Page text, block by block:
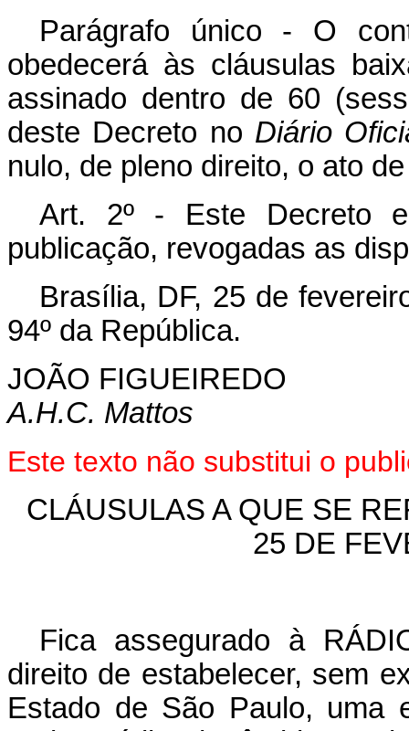
Parágrafo único - O
obedecerá às cláusulas
assinado dentro de 60
deste Decreto no Diário
nulo, de pleno direito, o ato
Art. 2º - Este Decreto
publicação, revogadas as
Brasília, DF, 25 de
94º da República.
JOÃO FIGUEIREDO
A.H.C. Mattos
Este texto não substitui o
CLÁUSULAS A QUE SE
25 DE
Fica assegurado à
direito de estabelecer, sem
Estado de São Paulo, uma